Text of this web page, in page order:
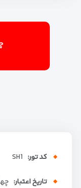
کد تور: SH1
تاریخ اعتبار: